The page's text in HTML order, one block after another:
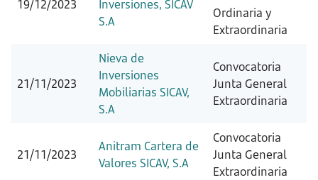
19/12/2023
Inversiones, SICAV
S.A
Ordinaria y
Extraordinaria
21/11/2023
Nieva de
Inversiones
Mobiliarias SICAV,
S.A
Convocatoria
Junta General
Extraordinaria
21/11/2023
Anitram Cartera de
Valores SICAV, S.A
Convocatoria
Junta General
Extraordinaria